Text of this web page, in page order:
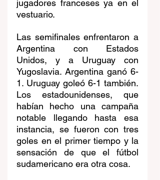
jugadores franceses ya en el
vestuario.
Las semifinales enfrentaron a
Argentina con Estados
Unidos, y a Uruguay con
Yugoslavia. Argentina ganó 6-
1. Uruguay goleó 6-1 también.
Los estadounidenses, que
habían hecho una campaña
notable llegando hasta esa
instancia, se fueron con tres
goles en el primer tiempo y la
sensación de que el fútbol
sudamericano era otra cosa.